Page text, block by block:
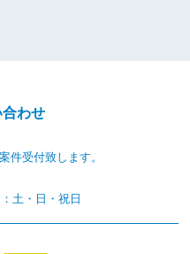
わせ
件受付致します。
土・日・祝日